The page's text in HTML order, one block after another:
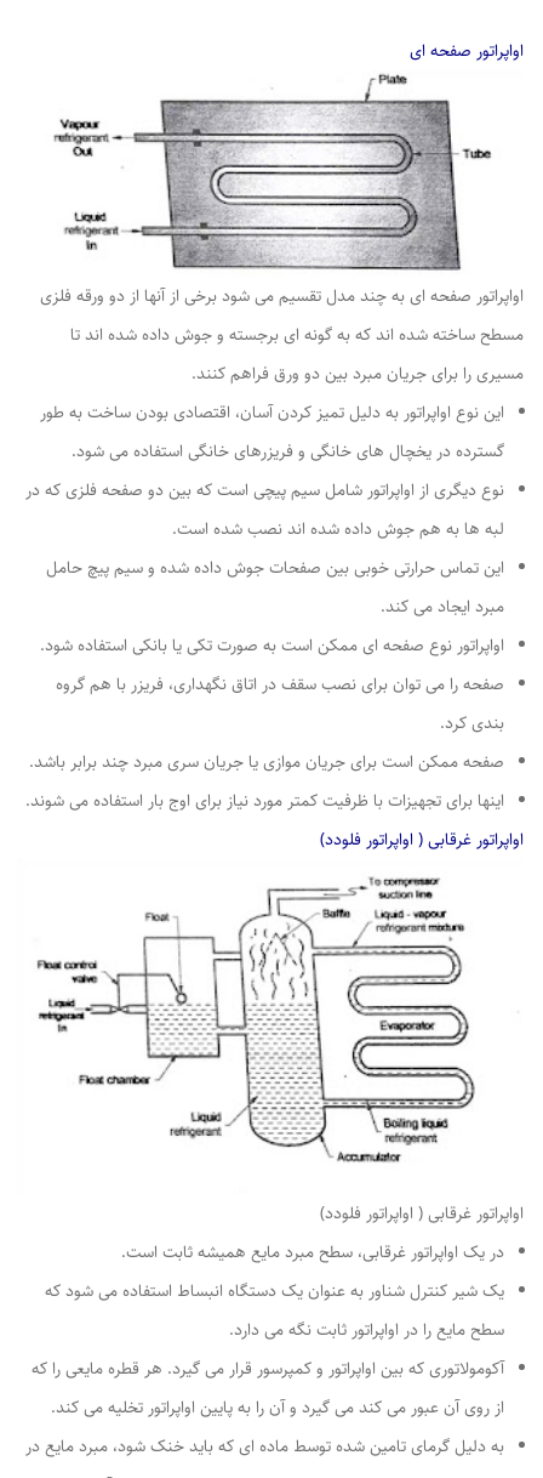
اواپراتور صفحه ای
اواپراتور صفحه ای به چند مدل تقسیم می شود برخی از آنها از دو ورقه فلزی
مسطح ساخته شده اند که به گونه ای برجسته و جوش داده شده اند تا
مسیری را برای جریان مبرد بین دو ورق فراهم کنند.
این نوع اواپراتور به دلیل تمیز کردن آسان، اقتصادی بودن ساخت به طور
گسترده در یخچال های خانگی و فریزرهای خانگی استفاده می شود.
نوع دیگری از اواپراتور شامل سیم پیچی است که بین دو صفحه فلزی که در
لبه ها به هم جوش داده شده اند نصب شده است.
این تماس حرارتی خوبی بین صفحات جوش داده شده و سیم پیچ حامل
مبرد ایجاد می کند.
اواپراتور نوع صفحه ای ممکن است به صورت تکی یا بانکی استفاده شود.
صفحه را می توان برای نصب سقف در اتاق نگهداری، فریزر با هم گروه
بندی کرد.
صفحه ممکن است برای جریان موازی یا جریان سری مبرد چند برابر باشد.
اینها برای تجهیزات با ظرفیت کمتر مورد نیاز برای اوج بار استفاده می شوند.
اواپراتور غرقابی ( اواپراتور فلودد)
اواپراتور غرقابی ( اواپراتور فلودد)
در یک اواپراتور غرقابی، سطح مبرد مایع همیشه ثابت است.
یک شیر کنترل شناور به عنوان یک دستگاه انبساط استفاده می شود که
سطح مایع را در اواپراتور ثابت نگه می دارد.
آکومولاتوری که بین اواپراتور و کمپرسور قرار می گیرد. هر قطره مایعی را که
از روی آن عبور می کند می گیرد و آن را به پایین اواپراتور تخلیه می کند.
به دلیل گرمای تامین شده توسط ماده ای که باید خنک شود، مبرد مایع در